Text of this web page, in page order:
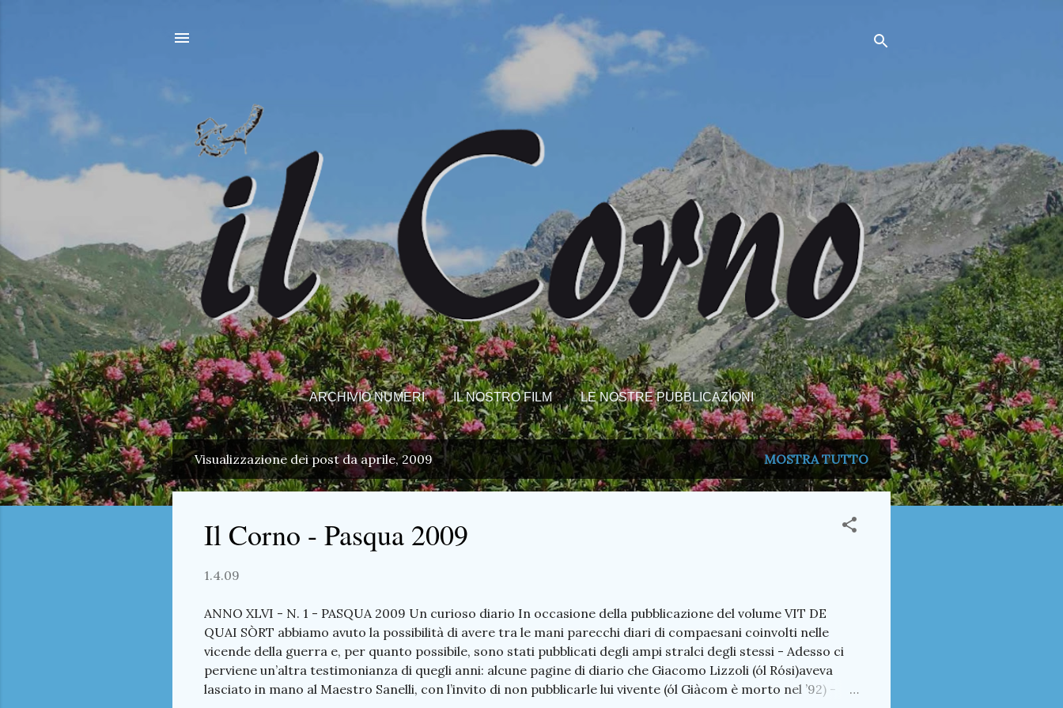
Passa ai contenuti principali
ARCHIVIO NUMERI IL NOSTRO FILM LE NOSTRE PUBBLICAZIONI
P
o
Visualizzazione dei post da aprile, 2009 MOSTRA TUTTO
Il Corno - Pasqua 2009
1.4.09
ANNO XLVI - N. 1 - PASQUA 2009 Un curioso diario In occasione della pubblicazione del volume VIT DE
QUAI SÒRT abbiamo avuto la possibilità di avere tra le mani parecchi diari di compaesani coinvolti nelle
vicende della guerra e, per quanto possibile, sono stati pubblicati degli ampi stralci degli stessi - Adesso ci
perviene un’altra testimonianza di quegli anni: alcune pagine di diario che Giacomo Lizzoli (ól Rósi)aveva
lasciato in mano al Maestro Sanelli, con l’invito di non pubblicarle lui vivente (ól Giàcom è morto nel ’92) -